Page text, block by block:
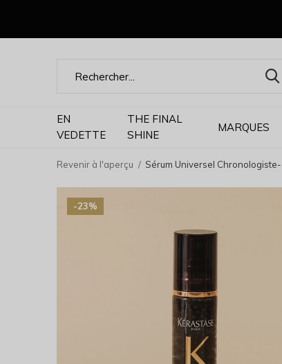
EN
VEDETTE
THE FINAL
SHINE
MARQUES
Revenir à l'aperçu Sérum Universel
-23%